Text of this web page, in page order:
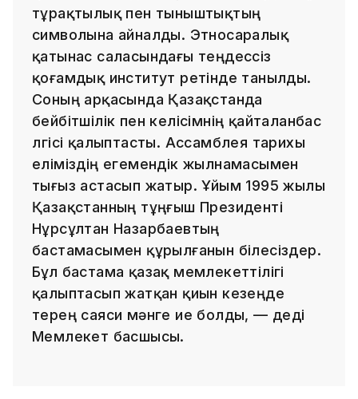
тұрақтылық пен тыныштықтың
символына айналды. Этносаралық
қатынас саласындағы теңдессіз
қоғамдық институт ретінде танылды.
Соның арқасында Қазақстанда
бейбітшілік пен келісімнің қайталанбас
үлгісі қалыптасты. Ассамблея тарихы
еліміздің егемендік жылнамасымен
тығыз астасып жатыр. Ұйым 1995 жылы
Қазақстанның тұңғыш Президенті
Нұрсұлтан Назарбаевтың
бастамасымен құрылғанын білесіздер.
Бұл бастама қазақ мемлекеттілігі
қалыптасып жатқан қиын кезеңде
терең саяси мәнге ие болды, — деді
Мемлекет басшысы.